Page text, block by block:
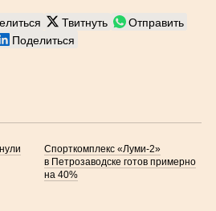
Твитнуть
Отправить
Поделиться
Спорткомплекс «Луми-2»
в Петрозаводске готов примерно
на 40%